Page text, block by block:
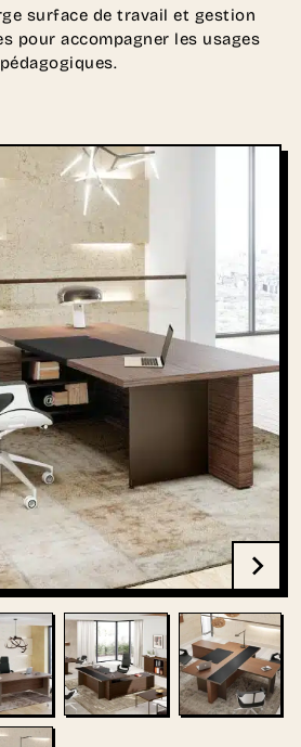
surface de travail et gestion
pour accompagner les usages
pédagogiques.